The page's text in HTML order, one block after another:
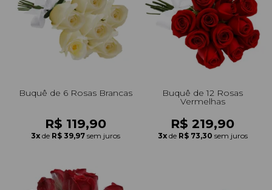
Buquê de 6 Rosas Brancas
R$ 119,90
3x de R$ 39,97 sem juros
Buquê de 12 Rosas
Vermelhas
R$ 219,90
3x de R$ 73,30 sem juros